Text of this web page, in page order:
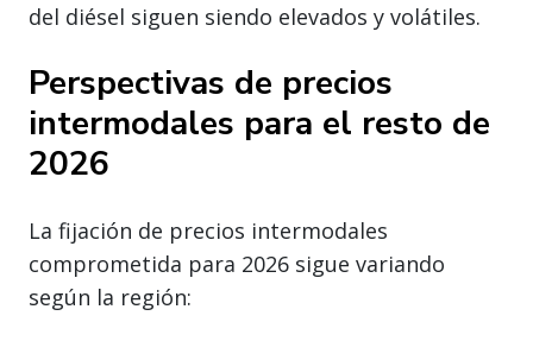
del diésel siguen siendo elevados y volátiles.
Perspectivas de precios
intermodales para el resto de
2026
La fijación de precios intermodales
comprometida para 2026 sigue variando
según la región: